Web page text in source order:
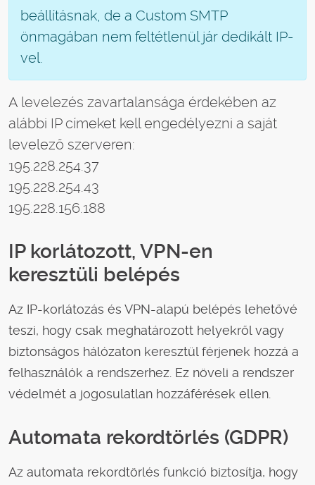
beállításnak, de a Custom SMTP
önmagában nem feltétlenül jár dedikált IP-
vel.
A levelezés zavartalansága érdekében az
alábbi IP címeket kell engedélyezni a saját
levelező szerveren:
195.228.254.37
195.228.254.43
195.228.156.188
IP korlátozott, VPN-en
keresztüli belépés
Az IP-korlátozás és VPN-alapú belépés lehetővé
teszi, hogy csak meghatározott helyekről vagy
biztonságos hálózaton keresztül férjenek hozzá a
felhasználók a rendszerhez. Ez növeli a rendszer
védelmét a jogosulatlan hozzáférések ellen.
Automata rekordtörlés (GDPR)
Az automata rekordtörlés funkció biztosítja, hogy